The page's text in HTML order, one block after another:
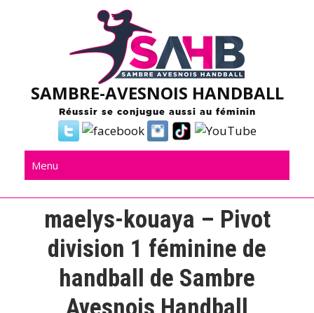
SAMBRE-AVESNOIS HANDBALL
Réussir se conjugue aussi au féminin
Menu
maelys-kouaya – Pivot
division 1 féminine de
handball de Sambre